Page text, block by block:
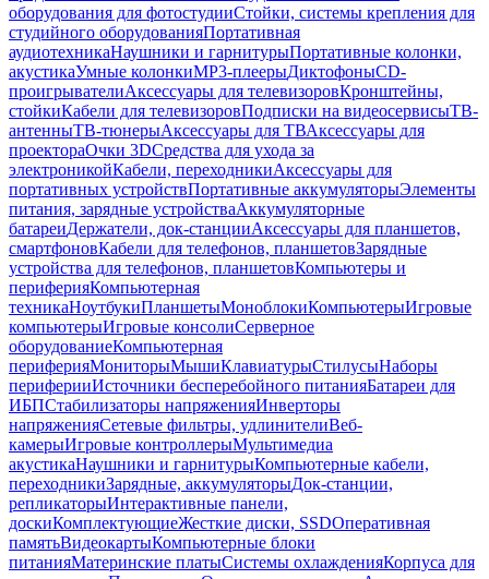
оборудования для фотостудииСтойки, системы крепления для
студийного оборудованияПортативная
аудиотехникаНаушники и гарнитурыПортативные колонки,
акустикаУмные колонкиMP3-плеерыДиктофоныCD-
проигрывателиАксессуары для телевизоровКронштейны,
стойкиКабели для телевизоровПодписки на видеосервисыТВ-
антенныТВ-тюнерыАксессуары для ТВАксессуары для
проектораОчки 3DСредства для ухода за
электроникойКабели, переходникиАксессуары для
портативных устройствПортативные аккумуляторыЭлементы
питания, зарядные устройстваАккумуляторные
батареиДержатели, док-станцииАксессуары для планшетов,
смартфоновКабели для телефонов, планшетовЗарядные
устройства для телефонов, планшетовКомпьютеры и
периферияКомпьютерная
техникаНоутбукиПланшетыМоноблокиКомпьютерыИгровые
компьютерыИгровые консолиСерверное
оборудованиеКомпьютерная
периферияМониторыМышиКлавиатурыСтилусыНаборы
периферииИсточники бесперебойного питанияБатареи для
ИБПСтабилизаторы напряженияИнверторы
напряженияСетевые фильтры, удлинителиВеб-
камерыИгровые контроллерыМультимедиа
акустикаНаушники и гарнитурыКомпьютерные кабели,
переходникиЗарядные, аккумуляторыДок-станции,
репликаторыИнтерактивные панели,
доскиКомплектующиеЖесткие диски, SSDОперативная
памятьВидеокартыКомпьютерные блоки
питанияМатеринские платыСистемы охлажденияКорпуса для